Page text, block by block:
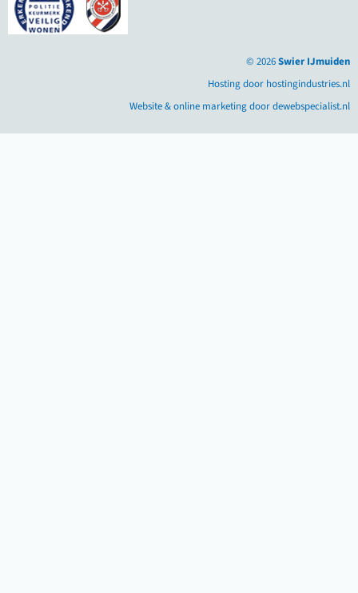
© 2026Swier IJmuiden
Hosting door hostingindustries.nl
Website & online marketing door dewebspecialist.nl